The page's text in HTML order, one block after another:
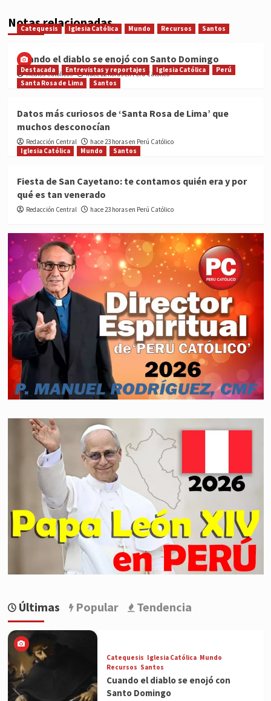
Notas relacionadas
Catequesis Iglesia Católica Mundo Recursos Santos
Cuando el diablo se enojó con Santo Domingo
Medios Católicos hace 22 horas en Perú Católico
Destacada Entrevistas y reportajes Iglesia Católica
Perú
Santa Rosa de Lima
Santos
Datos más curiosos de ‘Santa Rosa de Lima’ que
muchos desconocían
Redacción Central
hace 23 horas en Perú Católico
Iglesia Católica
Mundo Santos
Fiesta de San Cayetano: te contamos quién era y por
qué es tan venerado
Redacción Central hace 23 horas en Perú Católico
Últimas Popular Tendencia
Catequesis Iglesia Católica Mundo
Recursos Santos
Cuando el diablo se enojó con
Santo Domingo